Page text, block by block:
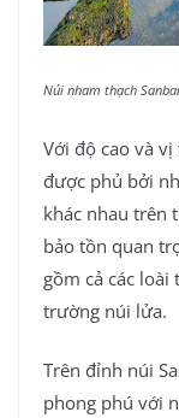
Núi nham thạch
Với độ cao và
được phủ bởi
khác nhau trên
bảo tồn quan
gồm cả các
trường núi lửa.
Trên đỉnh núi
phong phú với